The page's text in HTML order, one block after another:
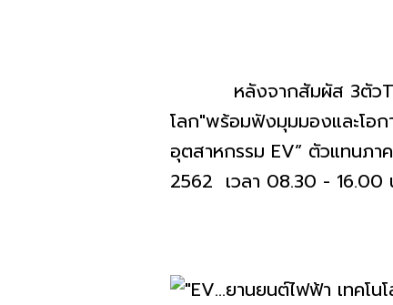
หลังจากสัมผัส 3ตัวTOPแ
โลก"พร้อมฟังมุมมองและโอก
อุตสาหกรรม EV” ตัวแทนภ
2562 เวลา 08.30 - 16.00